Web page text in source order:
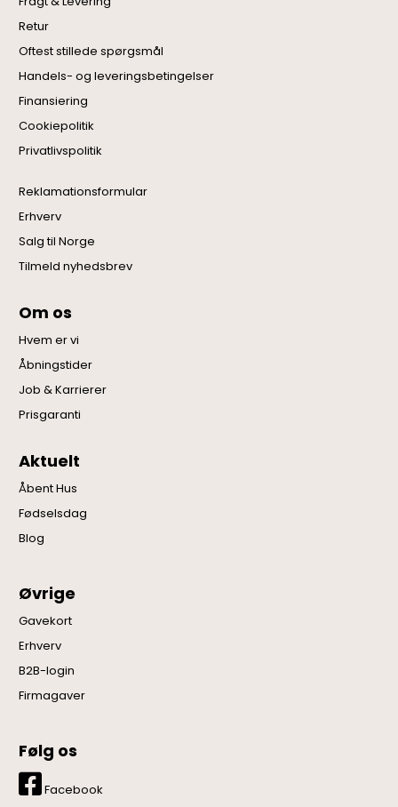
Retur
Oftest stillede spørgsmål
Handels- og leveringsbetingelser
Finansiering
Cookiepolitik
Privatlivspolitik
Reklamationsformular
Erhverv
Salg til Norge
Tilmeld nyhedsbrev
Om os
Hvem er vi
Åbningstider
Job & Karrierer
Prisgaranti
Aktuelt
Åbent Hus
Fødselsdag
Blog
Øvrige
Gavekort
Erhverv
B2B-login
Firmagaver
Følg os
Facebook